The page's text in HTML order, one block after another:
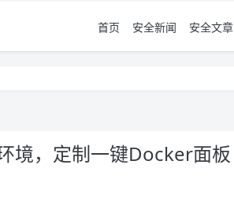
首页 安全新闻 安全文章
境，定制一键Docker面板